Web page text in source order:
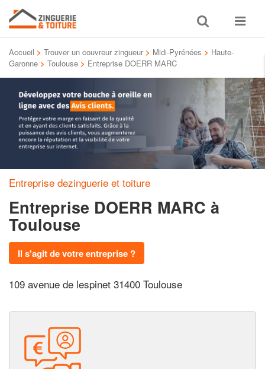
Toggle
search
Toggle
Accueil > Trouver un couvreur zingueur > Midi-Pyrénées > Haute-
Garonne > Toulouse > Entreprise DOERR MARC
Entreprise dezinguerie et toiture
Entreprise DOERR MARC à
Toulouse
Il s'agit de votre entreprise ?
109 avenue de lespinet 31400 Toulouse